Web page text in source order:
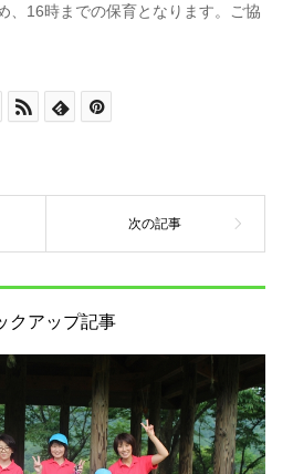
、16時までの保育となります。ご協
クアップ記事